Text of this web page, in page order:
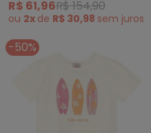
R$ 61,96R$ 154,90
ou 2x de R$ 30,98 sem juros
-50%